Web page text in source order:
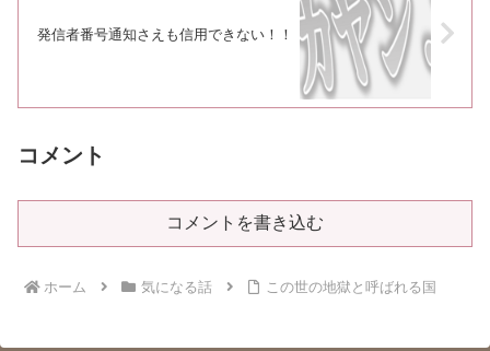
発信者番号通知さえも信用できない！！
コメント
コメントを書き込む
ホーム 気になる話 この世の地獄と呼ばれる国